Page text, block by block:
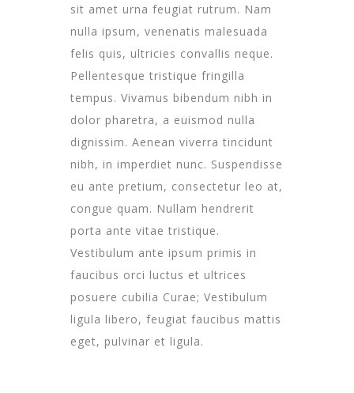
sit amet urna feugiat rutrum. Nam
nulla ipsum, venenatis malesuada
felis quis, ultricies convallis neque.
Pellentesque tristique fringilla
tempus. Vivamus bibendum nibh in
dolor pharetra, a euismod nulla
dignissim. Aenean viverra tincidunt
nibh, in imperdiet nunc. Suspendisse
eu ante pretium, consectetur leo at,
congue quam. Nullam hendrerit
porta ante vitae tristique.
Vestibulum ante ipsum primis in
faucibus orci luctus et ultrices
posuere cubilia Curae; Vestibulum
ligula libero, feugiat faucibus mattis
eget, pulvinar et ligula.